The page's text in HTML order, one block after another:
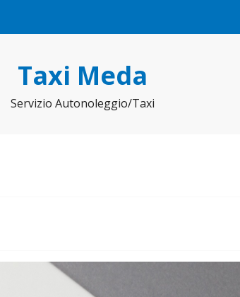
Taxi Meda
Servizio Autonoleggio/Taxi